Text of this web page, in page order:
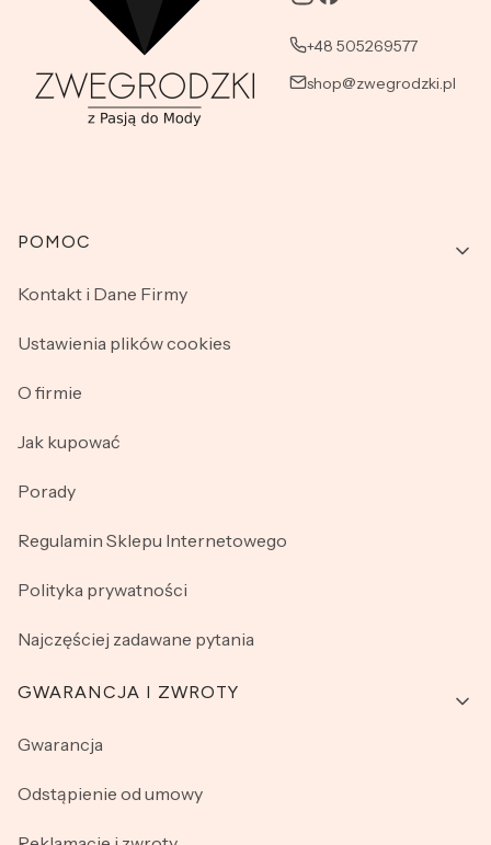
+48 505269577
shop@zwegrodzki.pl
Linki w stopce
POMOC
Kontakt i Dane Firmy
Ustawienia plików cookies
O firmie
Jak kupować
Porady
Regulamin Sklepu Internetowego
Polityka prywatności
Najczęściej zadawane pytania
GWARANCJA I ZWROTY
Gwarancja
Odstąpienie od umowy